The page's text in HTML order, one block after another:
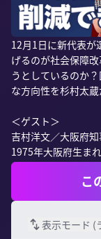
12月1日に新代表が
げるのが社会保障
うとしているのか
な方向性を杉村太蔵
＜ゲスト＞
吉村洋文／大阪府
1975年大阪府生ま
こ
表示モード (